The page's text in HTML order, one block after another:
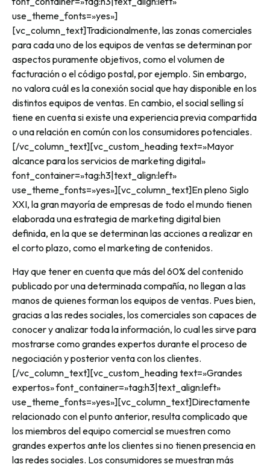
use_theme_fonts=»yes»]
[vc_column_text]Tradicionalmente, las zonas comerciales
para cada uno de los equipos de ventas se determinan por
aspectos puramente objetivos, como el volumen de
facturación o el código postal, por ejemplo. Sin embargo,
no valora cuál es la conexión social que hay disponible en los
distintos equipos de ventas. En cambio, el social selling sí
tiene en cuenta si existe una experiencia previa compartida
o una relación en común con los consumidores potenciales.
[/vc_column_text][vc_custom_heading text=»Mayor
alcance para los servicios de marketing digital»
font_container=»tag:h3|text_align:left»
use_theme_fonts=»yes»][vc_column_text]En pleno Siglo
XXI, la gran mayoría de empresas de todo el mundo tienen
elaborada una estrategia de marketing digital bien
definida, en la que se determinan las acciones a realizar en
el corto plazo, como el marketing de contenidos.
Hay que tener en cuenta que más del 60% del contenido
publicado por una determinada compañía, no llegan a las
manos de quienes forman los equipos de ventas. Pues bien,
gracias a las redes sociales, los comerciales son capaces de
conocer y analizar toda la información, lo cual les sirve para
mostrarse como grandes expertos durante el proceso de
negociación y posterior venta con los clientes.
[/vc_column_text][vc_custom_heading text=»Grandes
expertos» font_container=»tag:h3|text_align:left»
use_theme_fonts=»yes»][vc_column_text]Directamente
relacionado con el punto anterior, resulta complicado que
los miembros del equipo comercial se muestren como
grandes expertos ante los clientes si no tienen presencia en
las redes sociales. Los consumidores se muestran más